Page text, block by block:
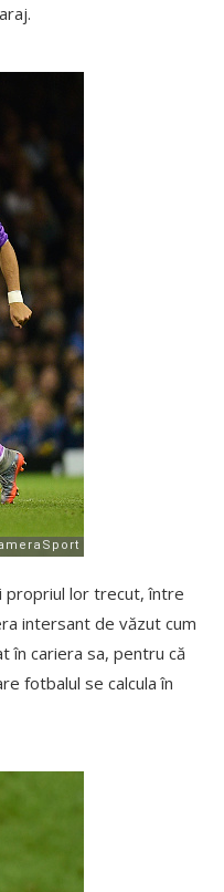
propriul lor trecut, între
intersant de văzut cum
în cariera sa, pentru că
fotbalul se calcula în